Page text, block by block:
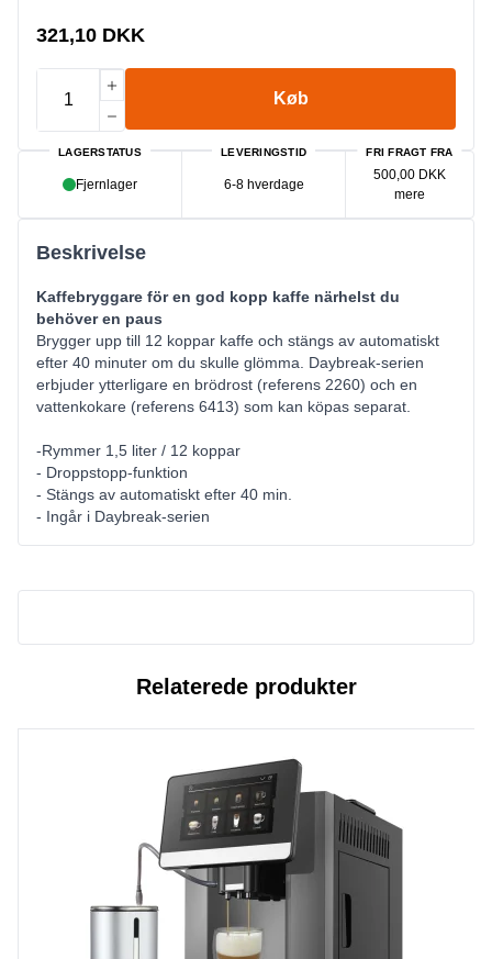
321,10 DKK
Køb
LAGERSTATUS
Fjernlager
LEVERINGSTID
6-8 hverdage
FRI FRAGT FRA
500,00 DKK
mere
Beskrivelse
Kaffebryggare för en god kopp kaffe närhelst du
behöver en paus
Brygger upp till 12 koppar kaffe och stängs av automatiskt
efter 40 minuter om du skulle glömma. Daybreak-serien
erbjuder ytterligare en brödrost (referens 2260) och en
vattenkokare (referens 6413) som kan köpas separat.
-Rymmer 1,5 liter / 12 koppar
- Droppstopp-funktion
- Stängs av automatiskt efter 40 min.
- Ingår i Daybreak-serien
Relaterede produkter